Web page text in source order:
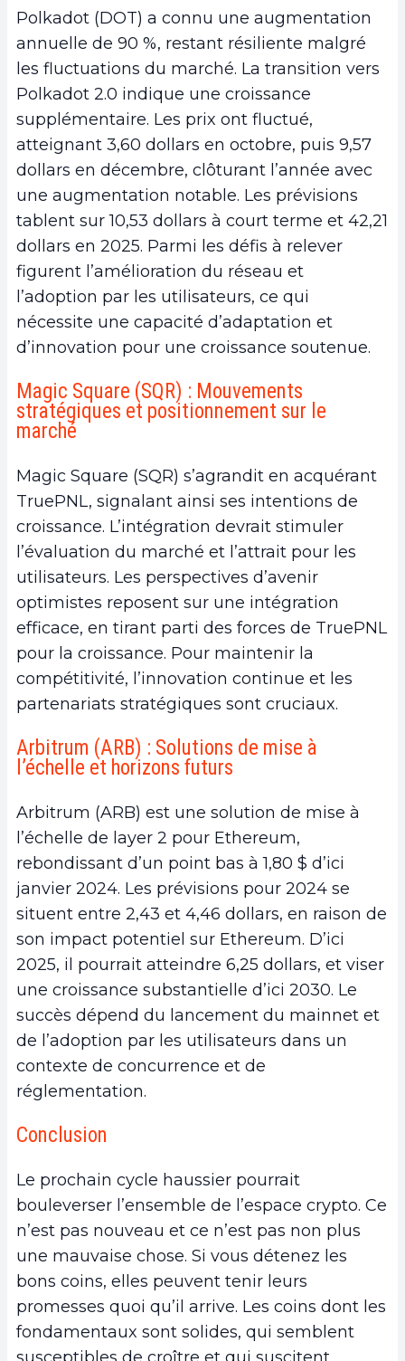
Polkadot (DOT) a connu une augmentation
annuelle de 90 %, restant résiliente malgré
les fluctuations du marché. La transition vers
Polkadot 2.0 indique une croissance
supplémentaire. Les prix ont fluctué,
atteignant 3,60 dollars en octobre, puis 9,57
dollars en décembre, clôturant l’année avec
une augmentation notable. Les prévisions
tablent sur 10,53 dollars à court terme et 42,21
dollars en 2025. Parmi les défis à relever
figurent l’amélioration du réseau et
l’adoption par les utilisateurs, ce qui
nécessite une capacité d’adaptation et
d’innovation pour une croissance soutenue.
Magic Square (SQR) : Mouvements
stratégiques et positionnement sur le
marché
Magic Square (SQR) s’agrandit en acquérant
TruePNL, signalant ainsi ses intentions de
croissance. L’intégration devrait stimuler
l’évaluation du marché et l’attrait pour les
utilisateurs. Les perspectives d’avenir
optimistes reposent sur une intégration
efficace, en tirant parti des forces de TruePNL
pour la croissance. Pour maintenir la
compétitivité, l’innovation continue et les
partenariats stratégiques sont cruciaux.
Arbitrum (ARB) : Solutions de mise à
l’échelle et horizons futurs
Arbitrum (ARB) est une solution de mise à
l’échelle de layer 2 pour Ethereum,
rebondissant d’un point bas à 1,80 $ d’ici
janvier 2024. Les prévisions pour 2024 se
situent entre 2,43 et 4,46 dollars, en raison de
son impact potentiel sur Ethereum. D’ici
2025, il pourrait atteindre 6,25 dollars, et viser
une croissance substantielle d’ici 2030. Le
succès dépend du lancement du mainnet et
de l’adoption par les utilisateurs dans un
contexte de concurrence et de
réglementation.
Conclusion
Le prochain cycle haussier pourrait
bouleverser l’ensemble de l’espace crypto. Ce
n’est pas nouveau et ce n’est pas non plus
une mauvaise chose. Si vous détenez les
bons coins, elles peuvent tenir leurs
promesses quoi qu’il arrive. Les coins dont les
fondamentaux sont solides, qui semblent
susceptibles de croître et qui suscitent